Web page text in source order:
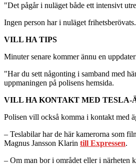
"Det pågår i nuläget både ett intensivt
Ingen person har i nuläget frihetsberövats.
VILL HA TIPS
Minuter senare kommer ännu en
"Har du sett någonting i samband med
uppmaningen på polisens hemsida.
VILL HA KONTAKT MED TESLA-
Polisen vill också komma i kontakt med
– Teslabilar har de här kamerorna som
Magnus Jansson Klarin till Expressen.
– Om man bor i området eller i närheten